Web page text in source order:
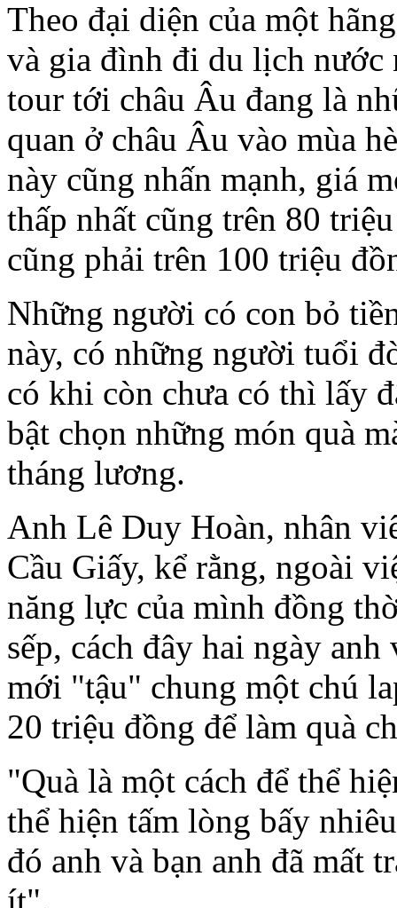
Theo đại diện của một
và gia đình đi du lịch nước
tour tới châu Âu đang là
quan ở châu Âu vào mùa
này cũng nhấn mạnh, giá
thấp nhất cũng trên 80
cũng phải trên 100 triệu
Những người có con bỏ
này, có những người tuổi
có khi còn chưa có thì lấy
bật chọn những món quà
tháng lương.
Anh Lê Duy Hoàn, nhân
Cầu Giấy, kể rằng, ngoài
năng lực của mình đồng
sếp, cách đây hai ngày
mới "tậu" chung một chú
20 triệu đồng để làm quà
"Quà là một cách để thể
thể hiện tấm lòng bấy
đó anh và bạn anh đã mất
ít".